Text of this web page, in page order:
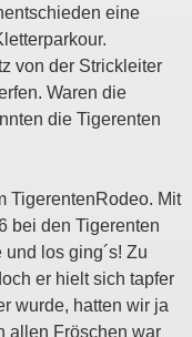
eine
von der Strickleiter
Waren die
die Tigerenten
TigerentenRodeo. Mit
bei den Tigerenten
los ging´s! Zu
er hielt sich tapfer
wurde, hatten wir ja
allen Fröschen war